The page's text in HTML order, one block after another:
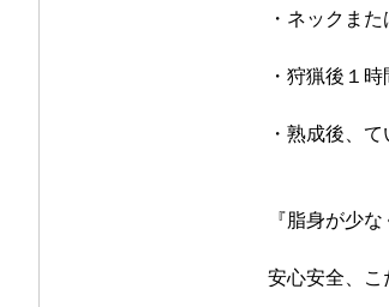
・ネックま
・狩猟後１
・熟成後、
『脂身が少
安心安全、こ